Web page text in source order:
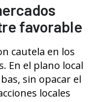
favorable
cautela en los
En el plano local
sin opacar el
locales